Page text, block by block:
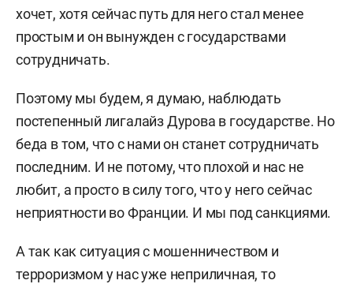
хочет, хотя сейчас путь для него стал менее
простым и он вынужден с государствами
сотрудничать.
Поэтому мы будем, я думаю, наблюдать
постепенный лигалайз Дурова в государстве. Но
беда в том, что с нами он станет сотрудничать
последним. И не потому, что плохой и нас не
любит, а просто в силу того, что у него сейчас
неприятности во Франции. И мы под санкциями.
А так как ситуация с мошенничеством и
терроризмом у нас уже неприличная, то